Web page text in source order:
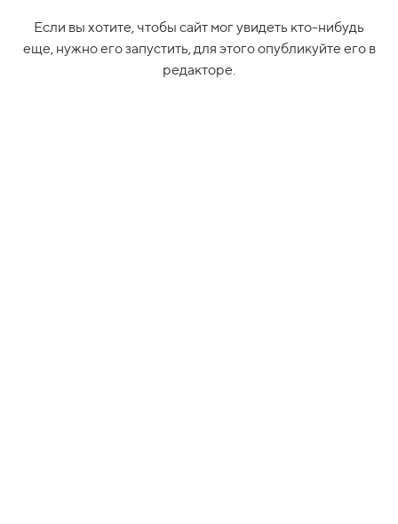
Если вы хотите, чтобы сайт мог увидеть кто-нибудь
еще, нужно его запустить, для этого опубликуйте его в
редакторе.